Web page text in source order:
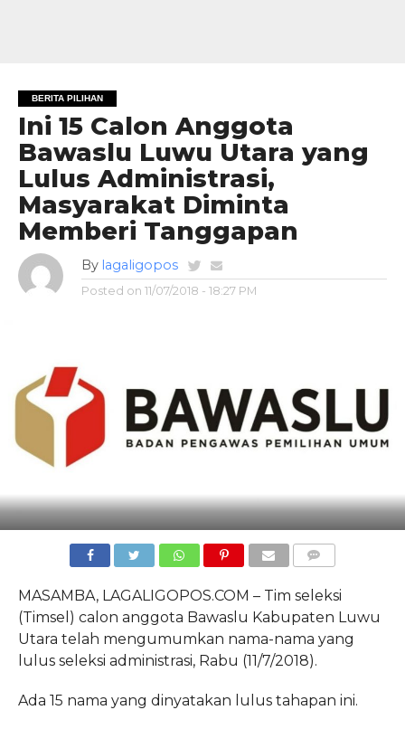
BERITA PILIHAN
Ini 15 Calon Anggota
Bawaslu Luwu Utara yang
Lulus Administrasi,
Masyarakat Diminta
Memberi Tanggapan
By lagaligopos
Posted on 11/07/2018 - 18:27 PM
MASAMBA, LAGALIGOPOS.COM – Tim seleksi
(Timsel) calon anggota Bawaslu Kabupaten Luwu
Utara telah mengumumkan nama-nama yang
lulus seleksi administrasi, Rabu (11/7/2018).
Ada 15 nama yang dinyatakan lulus tahapan ini.